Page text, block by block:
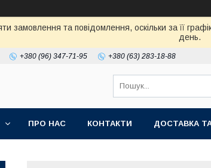
замовлення та повідомлення, оскільки за її
день.
+380 (96) 347-71-95 +380 (63) 283-18-88
ПРО НАС КОНТАКТИ ДОСТАВКА